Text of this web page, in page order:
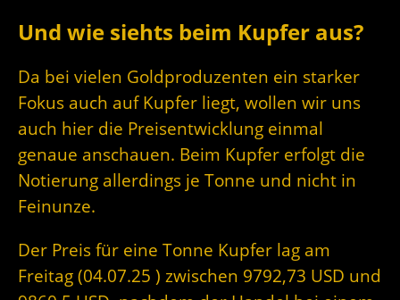
Und wie siehts beim Kupfer aus?
Da bei vielen Goldproduzenten ein starker
Fokus auch auf Kupfer liegt, wollen wir uns
auch hier die Preisentwicklung einmal
genaue anschauen. Beim Kupfer erfolgt die
Notierung allerdings je Tonne und nicht in
Feinunze.
Der Preis für eine Tonne Kupfer lag am
Freitag (04.07.25 ) zwischen 9792,73 USD und